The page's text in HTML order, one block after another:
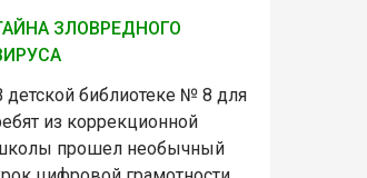
ЗЛОВРЕДНОГО
детской библиотеке № 8 для
из коррекционной
прошел необычный